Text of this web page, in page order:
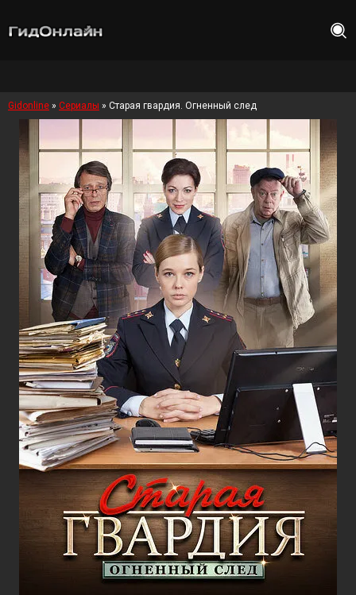
Gidonline » Сериалы » Старая гвардия. Огненный след